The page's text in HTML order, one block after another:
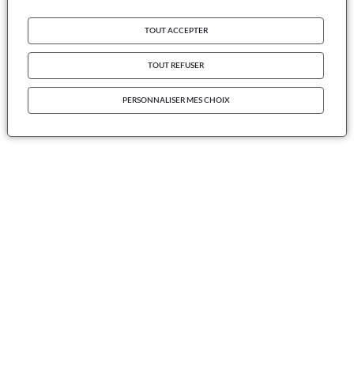
TOUT ACCEPTER
TOUT REFUSER
PERSONNALISER MES CHOIX